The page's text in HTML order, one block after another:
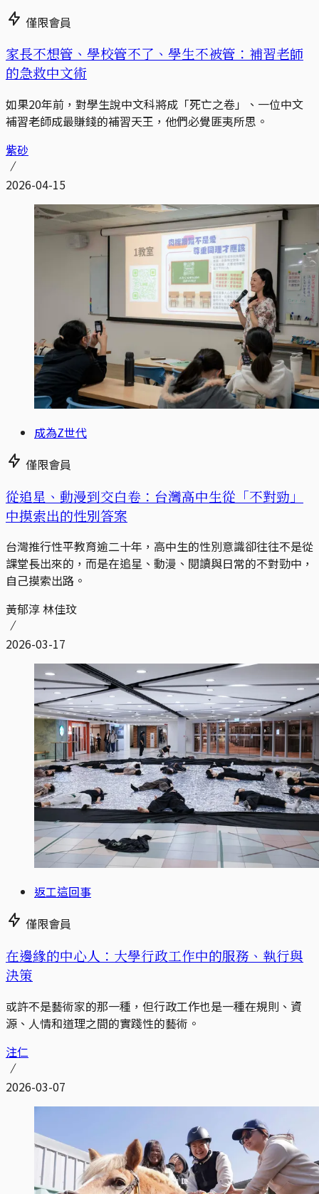
僅限會員
家長不想管、學校管不了、學生不被管：補習老師
的急救中文術
如果20年前，對學生說中文科將成「死亡之卷」、一位中文
補習老師成最賺錢的補習天王，他們必覺匪夷所思。
紫砂
2026-04-15
成為Z世代
僅限會員
從追星、動漫到交白卷：台灣高中生從「不對勁」
中摸索出的性別答案
台灣推行性平教育逾二十年，高中生的性別意識卻往往不是從
課堂長出來的，而是在追星、動漫、閱讀與日常的不對勁中，
自己摸索出路。
黃郁淳 林佳玟
2026-03-17
返工這回事
僅限會員
在邊緣的中心人：大學行政工作中的服務、執行與
決策
或許不是藝術家的那一種，但行政工作也是一種在規則、資
源、人情和道理之間的實踐性的藝術。
注仁
2026-03-07